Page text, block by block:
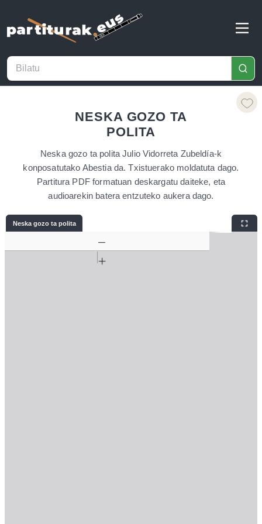
NESKA GOZO TA
POLITA
Neska gozo ta polita Julio Vidorreta Zubeldía-k
konposatutako Abestia da. Txistuerako moldatuta dago.
Partitura PDF formatuan deskargatu daiteke, eta
audioarekin batera entzuteko aukera dago.
Neska gozo ta polita